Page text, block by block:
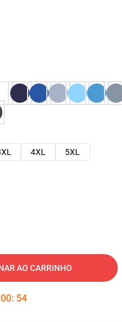
4XL
5XL
AO CARRINHO
00: 53